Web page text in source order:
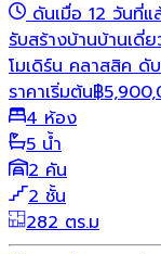
ดันเมื่อ 12 วันที่แ
รับสร้างบ้านบ้านเดี่ย
โมเดิร์น คลาสสิค ดั
ราคาเริ่มต้น฿
4 ห้อง
5 น้ำ
2 คัน
2 ชั้น
282 ตร.ม